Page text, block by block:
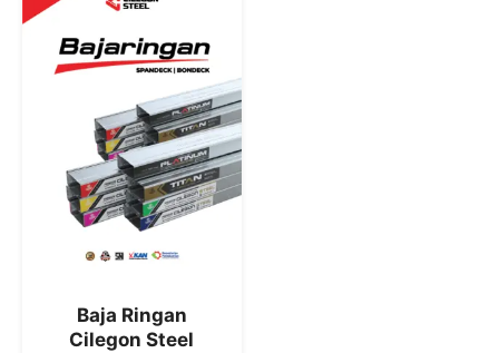
Baja Ringan
Cilegon Steel